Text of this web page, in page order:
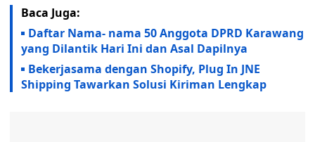
Baca Juga:
Daftar Nama- nama 50 Anggota DPRD Karawang
yang Dilantik Hari Ini dan Asal Dapilnya
Bekerjasama dengan Shopify, Plug In JNE
Shipping Tawarkan Solusi Kiriman Lengkap